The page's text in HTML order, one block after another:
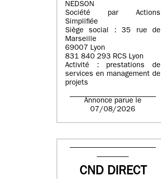
NEDSON
Société par Actions
Simplifiée
Siège social : 35 rue de
Marseille
69007 Lyon
831 840 293 RCS Lyon
Activité : prestations de
services en management de
projets
Annonce parue le
07/08/2026
CND DIRECT